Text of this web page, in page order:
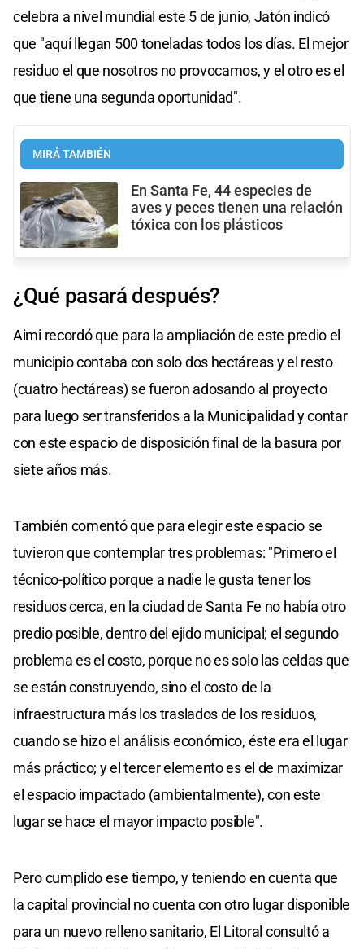
celebra a nivel mundial este 5 de junio, Jatón indicó
que "aquí llegan 500 toneladas todos los días. El mejor
residuo el que nosotros no provocamos, y el otro es el
que tiene una segunda oportunidad".
MIRÁ TAMBIÉN
En Santa Fe, 44 especies de
aves y peces tienen una relación
tóxica con los plásticos
¿Qué pasará después?
Aimi recordó que para la ampliación de este predio el
municipio contaba con solo dos hectáreas y el resto
(cuatro hectáreas) se fueron adosando al proyecto
para luego ser transferidos a la Municipalidad y contar
con este espacio de disposición final de la basura por
siete años más.
También comentó que para elegir este espacio se
tuvieron que contemplar tres problemas: "Primero el
técnico-político porque a nadie le gusta tener los
residuos cerca, en la ciudad de Santa Fe no había otro
predio posible, dentro del ejido municipal; el segundo
problema es el costo, porque no es solo las celdas que
se están construyendo, sino el costo de la
infraestructura más los traslados de los residuos,
cuando se hizo el análisis económico, éste era el lugar
más práctico; y el tercer elemento es el de maximizar
el espacio impactado (ambientalmente), con este
lugar se hace el mayor impacto posible".
Pero cumplido ese tiempo, y teniendo en cuenta que
la capital provincial no cuenta con otro lugar disponible
para un nuevo relleno sanitario, El Litoral consultó a